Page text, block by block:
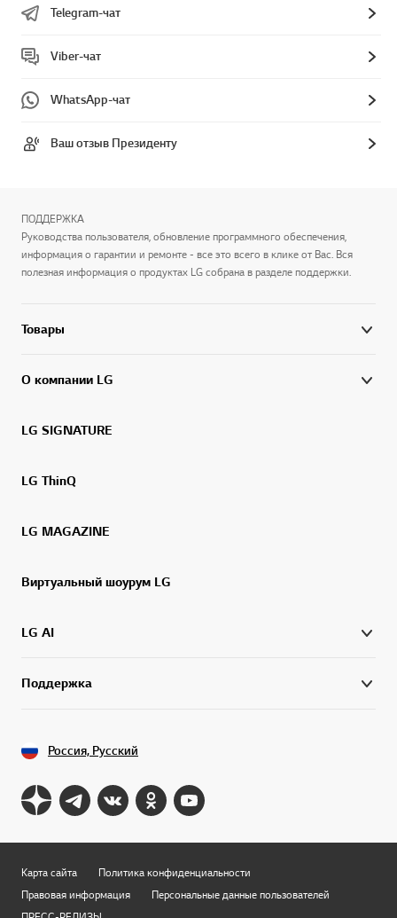
Telegram-чат
Viber-чат
WhatsApp-чат
Ваш отзыв Президенту
ПОДДЕРЖКА
Руководства пользователя, обновление программного обеспечения,
информация о гарантии и ремонте - все это всего в клике от Вас. Вся
полезная информация о продуктах LG собрана в разделе поддержки.
Товары
О компании LG
LG SIGNATURE
LG ThinQ
LG MAGAZINE
Виртуальный шоурум LG
LG AI
Поддержка
Россия, Русский
Карта сайта
Политика конфиденциальности
Правовая информация
Персональные данные пользователей